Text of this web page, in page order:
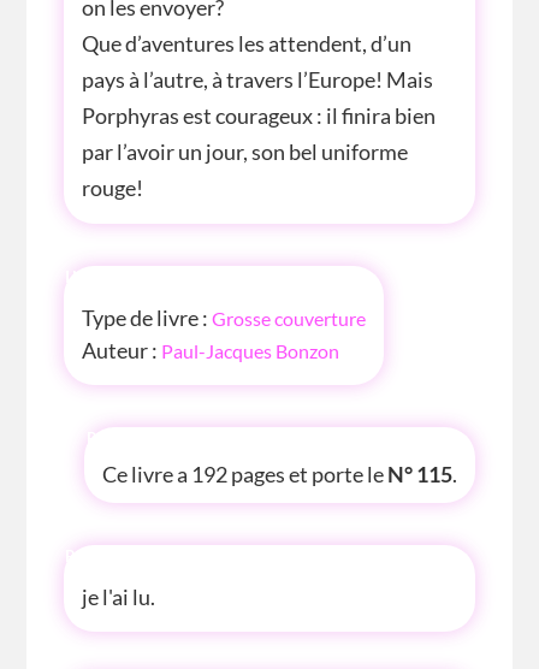
on les envoyer?
Que d’aventures les attendent, d’un
pays à l’autre, à travers l’Europe! Mais
Porphyras est courageux : il finira bien
par l’avoir un jour, son bel uniforme
rouge!
INFOS
Type de livre : Grosse couverture
Auteur : Paul-Jacques Bonzon
P'TITE INFOS
Ce livre a 192 pages et porte leN° 115.
P'TITE ANECDOTE
je l'ai lu.